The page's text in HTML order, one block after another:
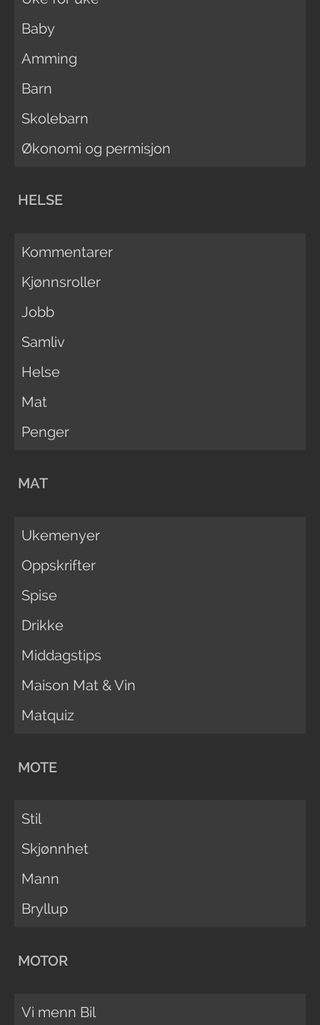
Baby
Amming
Barn
Skolebarn
Økonomi og permisjon
HELSE
Kommentarer
Kjønnsroller
Jobb
Samliv
Helse
Mat
Penger
MAT
Ukemenyer
Oppskrifter
Spise
Drikke
Middagstips
Maison Mat & Vin
Matquiz
MOTE
Stil
Skjønnhet
Mann
Bryllup
MOTOR
Vi menn Bil